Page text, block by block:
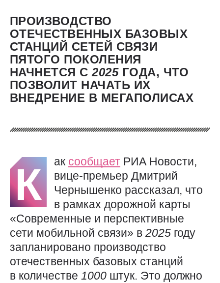
ПРОИЗВОДСТВО
ОТЕЧЕСТВЕННЫХ БАЗОВЫХ
СТАНЦИЙ СЕТЕЙ СВЯЗИ
ПЯТОГО ПОКОЛЕНИЯ
НАЧНЕТСЯ С2025 ГОДА, ЧТО
ПОЗВОЛИТ НАЧАТЬ ИХ
ВНЕДРЕНИЕ В МЕГАПОЛИСАХ
К ак сообщает РИА Новости,
вице-премьер Дмитрий
Чернышенко рассказал, что
в рамках дорожной карты
«Современные и перспективные
сети мобильной связи» в 2025 году
запланировано производство
отечественных базовых станций
в количестве 1000 штук. Это должно